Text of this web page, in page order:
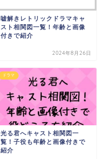
嘘解きレトリックドラマキャ
スト相関図一覧！年齢と画像
付きで紹介
2024年8月26日
ドラマ
光る君へキャスト相関図一
覧！子役も年齢と画像付きで
紹介